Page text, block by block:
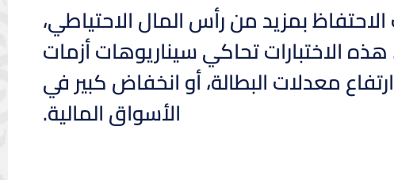
بمزيد من رأس المال الاحتياطي،
الاختبارات تحاكي سيناريوهات أزمات
معدلات البطالة، أو انخفاض كبير في
الأسواق المالية.